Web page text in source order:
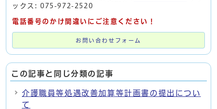
ックス: 075-972-2520
電話番号のかけ間違いにご注意ください！
お問い合わせフォーム
この記事と同じ分類の記事
介護職員等処遇改善加算等計画書の提出につい
て